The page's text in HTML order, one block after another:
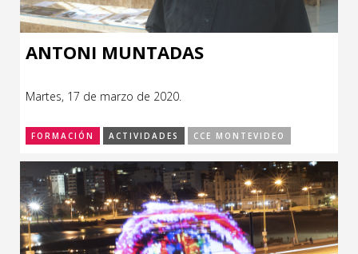
ANTONI MUNTADAS
Martes, 17 de marzo de 2020.
FORMACIÓN ACTIVIDADES CCE MONTEVIDEO